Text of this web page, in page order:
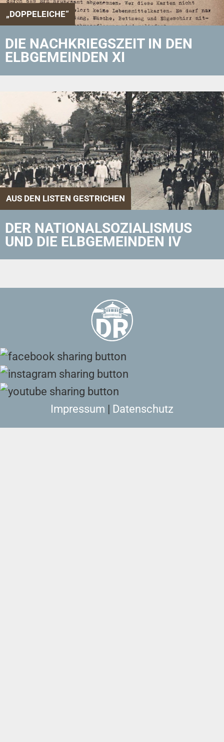
„DOPPELEICHE“
DIE NACHKRIEGSZEIT IN DEN
ELBGEMEINDEN XI
AUS DEN LISTEN GESTRICHEN
DER NATIONALSOZIALISMUS
UND DIE ELBGEMEINDEN IV
Impressum | Datenschutz